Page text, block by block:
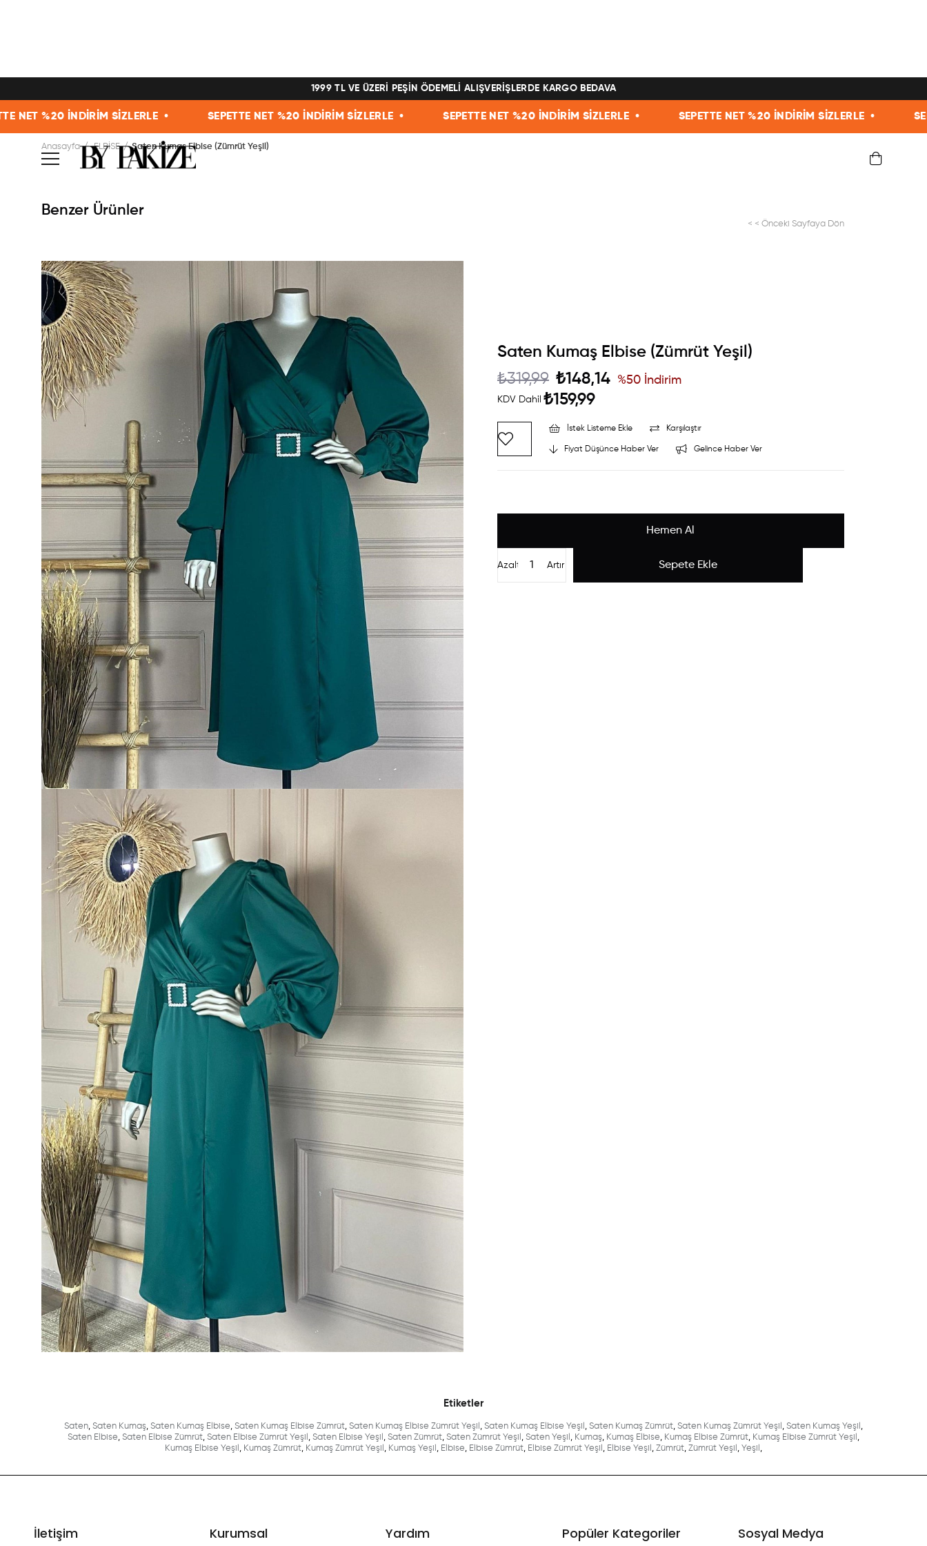
1999 TL VE ÜZERİ PEŞİN ÖDEMELİ ALIŞVERİŞLERDE KARGO BEDAVA
İNDİRİM SİZLERLE • SEPETTE NET %20 İNDİRİM SİZLERLE • SEPETTE NET %20 İNDİRİM SİZLERLE • SEPETTE NET %20 İNDİRİM SİZLERLE • SEPETTE
Anasayfa ELBİSE Saten Kumaş Elbise (Zümrüt Yeşil)
< < Önceki Sayfaya Dön
Benzer Ürünler
Saten Kumaş Elbise (Zümrüt Yeşil)
₺319,99 ₺148,14
KDV Dahil ₺159,99
%50İndirim
İstek Listeme Ekle Karşılaştır
Fiyat Düşünce Haber Ver Gelince Haber Ver
Artır
Azalt
Etiketler
Saten, Saten Kumaş, Saten Kumaş Elbise, Saten Kumaş Elbise Zümrüt, Saten Kumaş Elbise Zümrüt Yeşil , Saten Kumaş Elbise Yeşil , Saten Kumaş Zümrüt, Saten Kumaş Zümrüt Yeşil , Saten Kumaş Yeşil ,
Saten Elbise, Saten Elbise Zümrüt, Saten Elbise Zümrüt Yeşil , Saten Elbise Yeşil , Saten Zümrüt, Saten Zümrüt Yeşil , Saten Yeşil , Kumaş, Kumaş Elbise, Kumaş Elbise Zümrüt, Kumaş Elbise Zümrüt Yeşil ,
Kumaş Elbise Yeşil , Kumaş Zümrüt, Kumaş Zümrüt Yeşil , Kumaş Yeşil , Elbise, Elbise Zümrüt, Elbise Zümrüt Yeşil , Elbise Yeşil , Zümrüt, Zümrüt Yeşil , Yeşil ,
İletişim Kurumsal Yardım Popüler Kategoriler Sosyal Medya